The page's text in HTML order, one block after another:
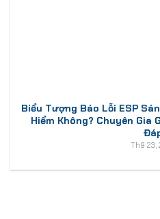
Biểu Tượng Báo Lỗi ESP
Hiểm Không? Chuyên Gia
Th9 23,